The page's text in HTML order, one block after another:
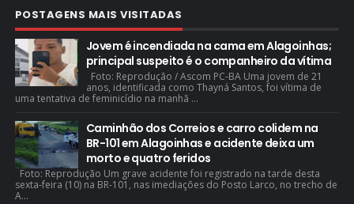
POSTAGENS MAIS VISITADAS
Jovem é incendiada na cama em Alagoinhas;
principal suspeito é o companheiro da vítima
Foto: Reprodução / Ascom PC-BA Uma jovem de 21
anos, identificada como Thayná Santos, foi vítima de
uma tentativa de feminicídio na manhã ...
Caminhão dos Correios e carro colidem na
BR-101 em Alagoinhas e acidente deixa um
morto e quatro feridos
Foto: Reprodução Um grave acidente foi registrado na tarde desta
sexta-feira (10) na BR-101, nas imediações do Posto Larco, no trecho de
A...